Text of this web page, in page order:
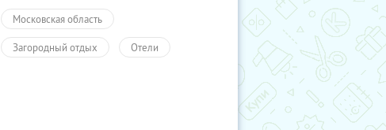
Московская область
Загородный отдых Отели